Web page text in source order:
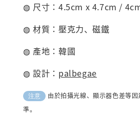
◍ 尺寸：4.5cm x 4.7cm /
◍ 材質：壓克力、磁鐵
◍ 產地：韓國
◍ 設計： palbegae
注意
由於拍攝光線、顯示器色差等
準。